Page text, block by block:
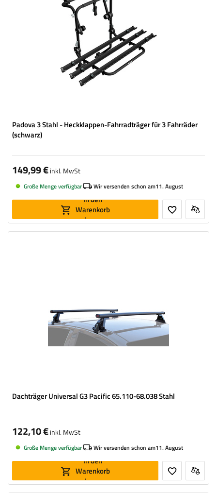
Padova 3 Stahl - Heckklappen-Fahrradträger für 3 Fahrräder
(schwarz)
149,99 €inkl. MwSt
Große Menge verfügbar Wir versenden schon am11. August
In den
Warenkorb
legen
Dachträger Universal G3 Pacific 65.110-68.038 Stahl
122,10 €inkl. MwSt
Große Menge verfügbar Wir versenden schon am11. August
In den
Warenkorb
legen